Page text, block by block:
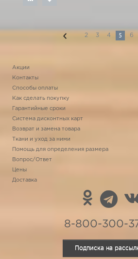
2 3 4 5 6
Акции
Контакты
Способы оплаты
Как сделать покупку
Гарантийные сроки
Система дисконтных карт
Возврат и замена товара
Ткани и уход за ними
Помощь для определения размера
Вопрос/Ответ
Цены
Доставка
8-800-300-
Подписка на